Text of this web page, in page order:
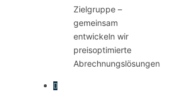
Zielgruppe –
gemeinsam
entwickeln wir
preisoptimierte
Abrechnungslösungen